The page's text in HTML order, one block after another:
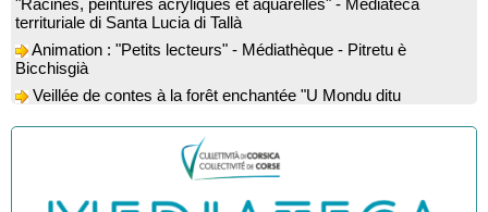
Animation : "Petits lecteurs" - Médiathèque - Pitretu è
Bicchisgià
Veillée de contes à la forêt enchantée "U Mondu ditu
mignuleddu" par la Caravane de Conteurs - Currà
patrimoine religieux, roman, thermal et littéraire - Spaziu Jean-
Marc Fiamma - A Sarra di Farru
Spectacle musical : "Viaghju in Corsica cù Regina & Bruno",
hommage au duo mythique de la chanson corse interprété par